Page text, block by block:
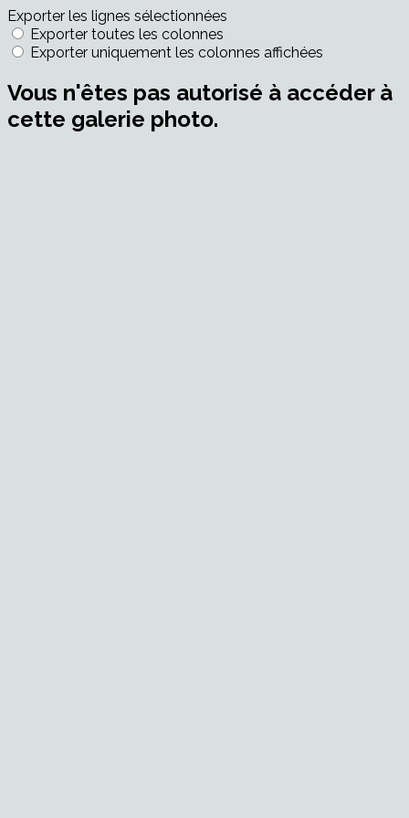
Exporter les lignes sélectionnées
Exporter toutes les colonnes
Exporter uniquement les colonnes affichées
Vous n'êtes pas autorisé à accéder à
cette galerie photo.